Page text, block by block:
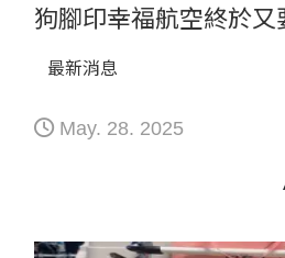
狗腳印幸福航空終於
最新消息
May. 28. 2025